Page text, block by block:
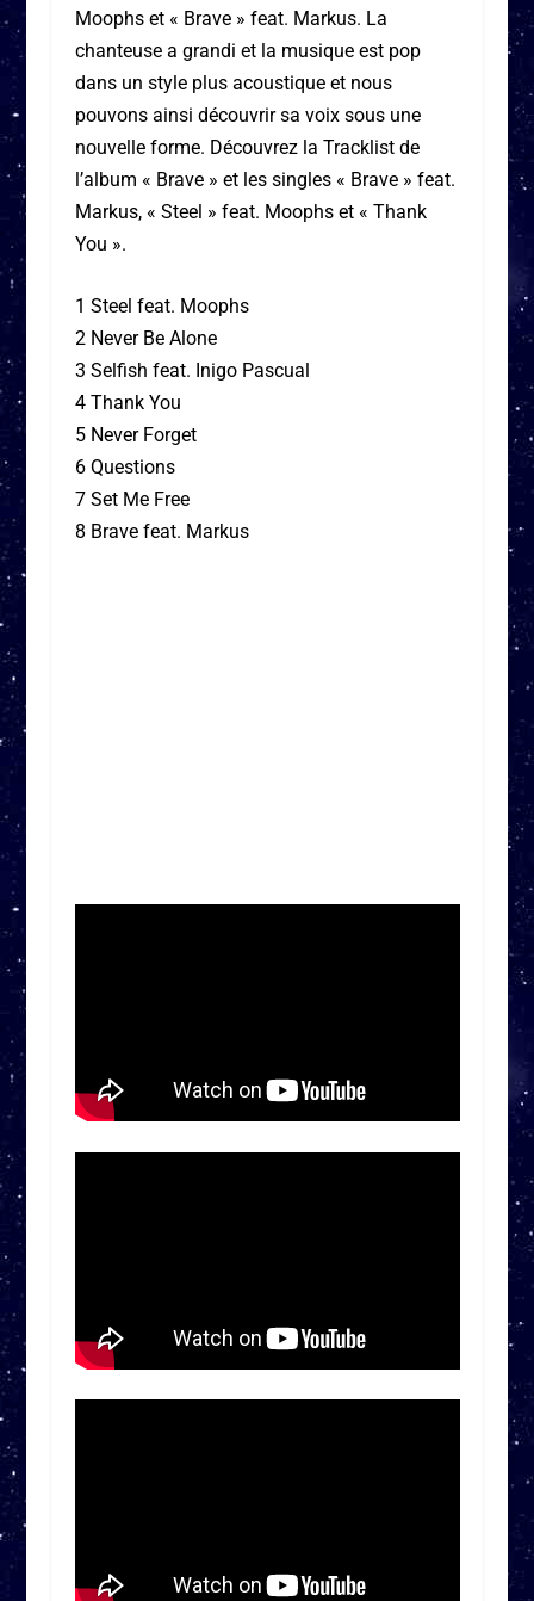
Moophs et « Brave » feat. Markus. La
chanteuse a grandi et la musique est pop
dans un style plus acoustique et nous
pouvons ainsi découvrir sa voix sous une
nouvelle forme. Découvrez la Tracklist de
l’album « Brave » et les singles « Brave » feat.
Markus, « Steel » feat. Moophs et « Thank
You ».
1 Steel feat. Moophs
2 Never Be Alone
3 Selfish feat. Inigo Pascual
4 Thank You
5 Never Forget
6 Questions
7 Set Me Free
8 Brave feat. Markus